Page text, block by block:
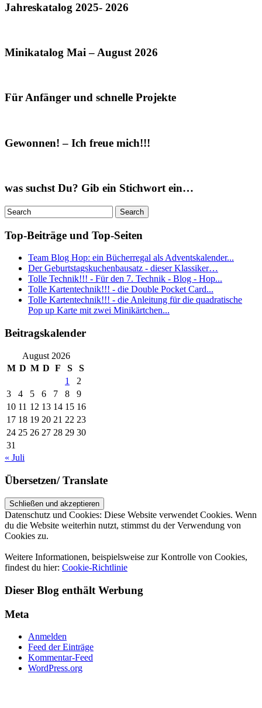
Jahreskatalog 2025- 2026
Minikatalog Mai – August 2026
Für Anfänger und schnelle Projekte
Gewonnen! – Ich freue mich!!!
was suchst Du? Gib ein Stichwort ein…
Top-Beiträge und Top-Seiten
Team Blog Hop: ein Bücherregal als Adventskalender...
Der Geburtstagskuchenbausatz - dieser Klassiker…
Tolle Technik!!! - Für den 7. Technik - Blog - Hop...
Tolle Kartentechnik!!! - die Double Pocket Card...
Tolle Kartentechnik!!! - die Anleitung für die quadratische
Pop up Karte mit zwei Minikärtchen...
Beitragskalender
August 2026
M D M D F S
S
1
2
3
4 5 6 7 8
9
10 11 12 13 14 15 16
17 18 19 20 21 22 23
24 25 26 27 28 29 30
31
« Juli
Übersetzen/ Translate
Datenschutz und Cookies: Diese Website verwendet Cookies. Wenn
du die Website weiterhin nutzt, stimmst du der Verwendung von
Cookies zu.
Weitere Informationen, beispielsweise zur Kontrolle von Cookies,
findest du hier: Cookie-Richtlinie
Dieser Blog enthält Werbung
Meta
Anmelden
Feed der Einträge
Kommentar-Feed
WordPress.org